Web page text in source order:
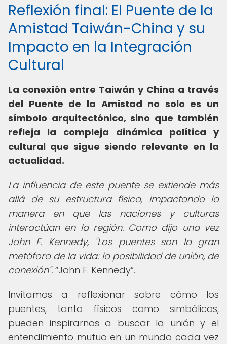
Reflexión final: El Puente de la
Amistad Taiwán-China y su
Impacto en la Integración
Cultural
La conexión entre Taiwán y China a través
del Puente de la Amistad no solo es un
símbolo arquitectónico, sino que también
refleja la compleja dinámica política y
cultural que sigue siendo relevante en la
actualidad.
La influencia de este puente se extiende más
allá de su estructura física, impactando la
manera en que las naciones y culturas
interactúan en la región. Como dijo una vez
John F. Kennedy, "Los puentes son la gran
metáfora de la vida: la posibilidad de unión, de
conexión". John F. Kennedy .
Invitamos a reflexionar sobre cómo los
puentes, tanto físicos como simbólicos,
pueden inspirarnos a buscar la unión y el
entendimiento mutuo en un mundo cada vez